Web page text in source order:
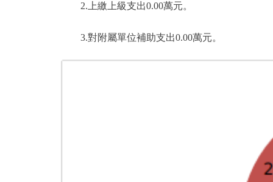
2.上繳上級支出0.00萬元。
3.對附屬單位補助支出0.00萬元。